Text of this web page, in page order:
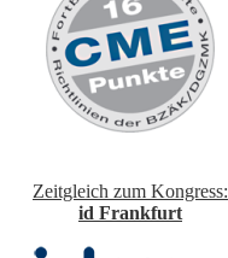
Zeitgleich zum Kongress:
id Frankfurt